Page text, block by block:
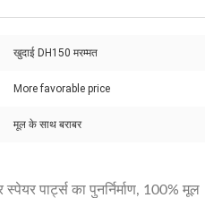
खुदाई DH150 मरम्मत
More favorable price
मूल के साथ बराबर
पार्ट्स का पुनर्निर्माण, 100% मूल